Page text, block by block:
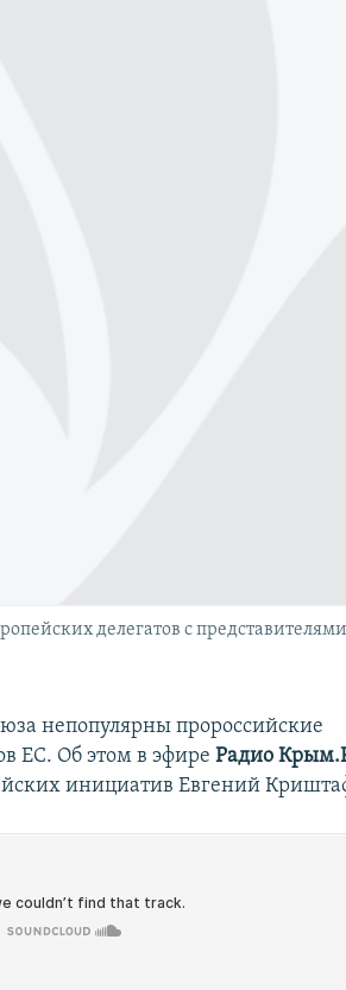
делегатов с
непопулярны пророссийские
ЕС. Об этом в эфиреРадио
инициатив Евгений